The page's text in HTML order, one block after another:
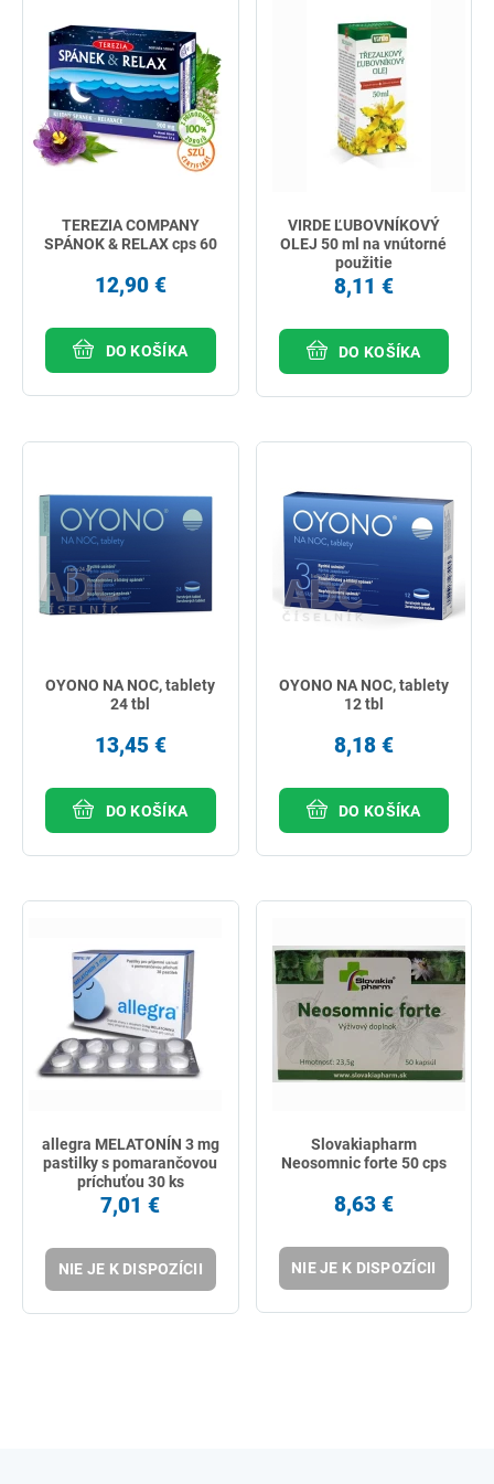
TEREZIA COMPANY
SPÁNOK & RELAX cps 60
12,90 €
DO KOŠÍKA
VIRDE ĽUBOVNÍKOVÝ
OLEJ 50 ml na vnútorné
použitie
8,11 €
DO KOŠÍKA
OYONO NA NOC, tablety
24 tbl
13,45 €
DO KOŠÍKA
OYONO NA NOC, tablety
12 tbl
8,18 €
DO KOŠÍKA
allegra MELATONÍN 3 mg
pastilky s pomarančovou
príchuťou 30 ks
7,01 €
NIE JE K DISPOZÍCII
Slovakiapharm
Neosomnic forte 50 cps
8,63 €
NIE JE K DISPOZÍCII